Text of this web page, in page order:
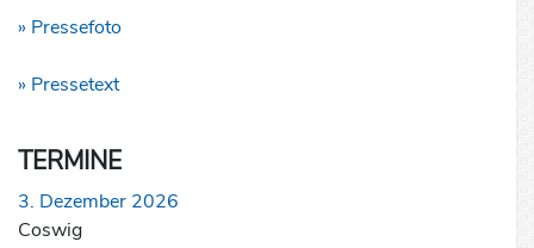
» Pressefoto
» Pressetext
TERMINE
3. Dezember 2026
Coswig